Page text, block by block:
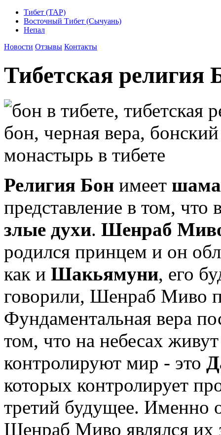
Тибет (ТАР)
Восточный Тибет (Сычуань)
Непал
Новости Отзывы Контакты
Тибетская религия
Религия Бон имеет
представление в том, что
злые духи. Шенраб
родился принцем и он
как и Шакьямуни, его
говорили, Шенраб Миво
Фундаментальная вера
том, что на небесах
контролируют мир - это
которых контролирует
третий будущее. Именно
Шенраб Миво являлся